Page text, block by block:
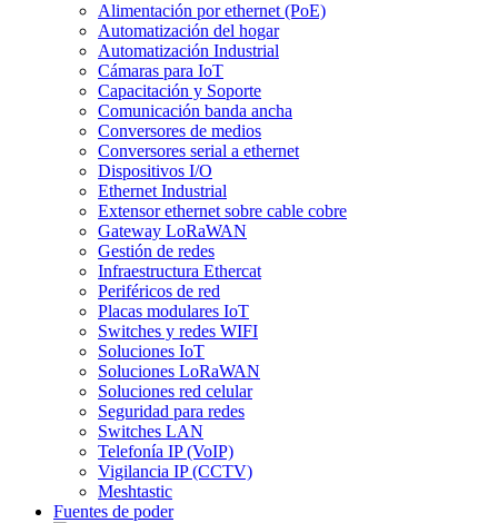
Alimentación por ethernet (PoE)
Automatización del hogar
Automatización Industrial
Cámaras para IoT
Capacitación y Soporte
Comunicación banda ancha
Conversores de medios
Conversores serial a ethernet
Dispositivos I/O
Ethernet Industrial
Extensor ethernet sobre cable cobre
Gateway LoRaWAN
Gestión de redes
Infraestructura Ethercat
Periféricos de red
Placas modulares IoT
Switches y redes WIFI
Soluciones IoT
Soluciones LoRaWAN
Soluciones red celular
Seguridad para redes
Switches LAN
Telefonía IP (VoIP)
Vigilancia IP (CCTV)
Meshtastic
Fuentes de poder